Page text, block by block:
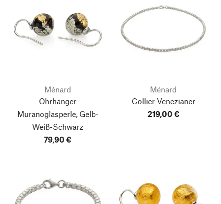
Ménard
Ohrhänger
Muranoglasperle, Gelb-
Weiß-Schwarz
79,90 €
Ménard
Collier Venezianer
219,00 €